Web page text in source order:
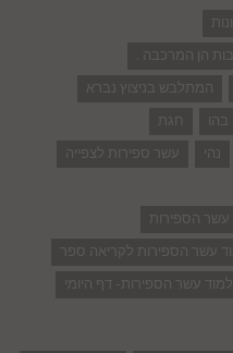
הן המרכבה .
המתלבש בניצוץ נברא
בהו
חגת
נהי
עשר ספירות לצפייה
עשר הספירות
עשר הספירות לקריאה ספר
עשר הספירות- דף היומי